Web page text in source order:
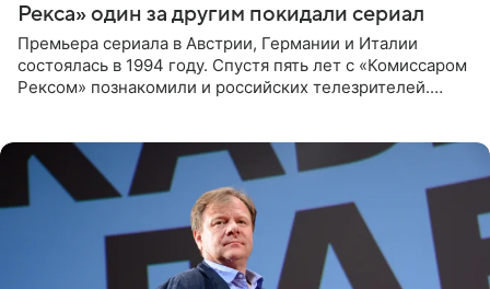
Рекса» один за другим покидали сериал
Премьера сериала в Австрии, Германии и Италии
состоялась в 1994 году. Спустя пять лет с «Комиссаром
Рексом» познакомили и российских телезрителей.